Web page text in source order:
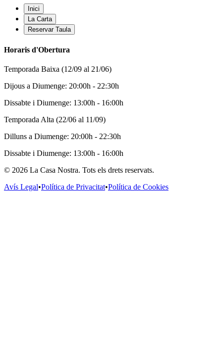
Inici
La Carta
Reservar Taula
Horaris d'Obertura
Temporada Baixa (12/09 al 21/06)
Dijous a Diumenge: 20:00h - 22:30h
Dissabte i Diumenge: 13:00h - 16:00h
Temporada Alta (22/06 al 11/09)
Dilluns a Diumenge: 20:00h - 22:30h
Dissabte i Diumenge: 13:00h - 16:00h
© 2026 La Casa Nostra. Tots els drets reservats.
Avís Legal•Política de Privacitat•Política de Cookies